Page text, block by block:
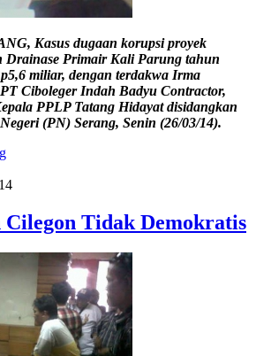
Kasus dugaan korupsi proyek
Drainase Primair Kali Parung tahun
miliar, dengan terdakwa Irma
Ciboleger Indah Badyu Contractor,
PPLP Tatang Hidayat disidangkan
(PN) Serang, Senin (26/03/14).
Tidak Demokratis